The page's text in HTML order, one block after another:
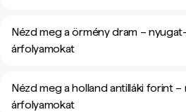
Nézd meg a örmény dram –
árfolyamokat
Nézd meg a holland antilláki forint
árfolyamokat